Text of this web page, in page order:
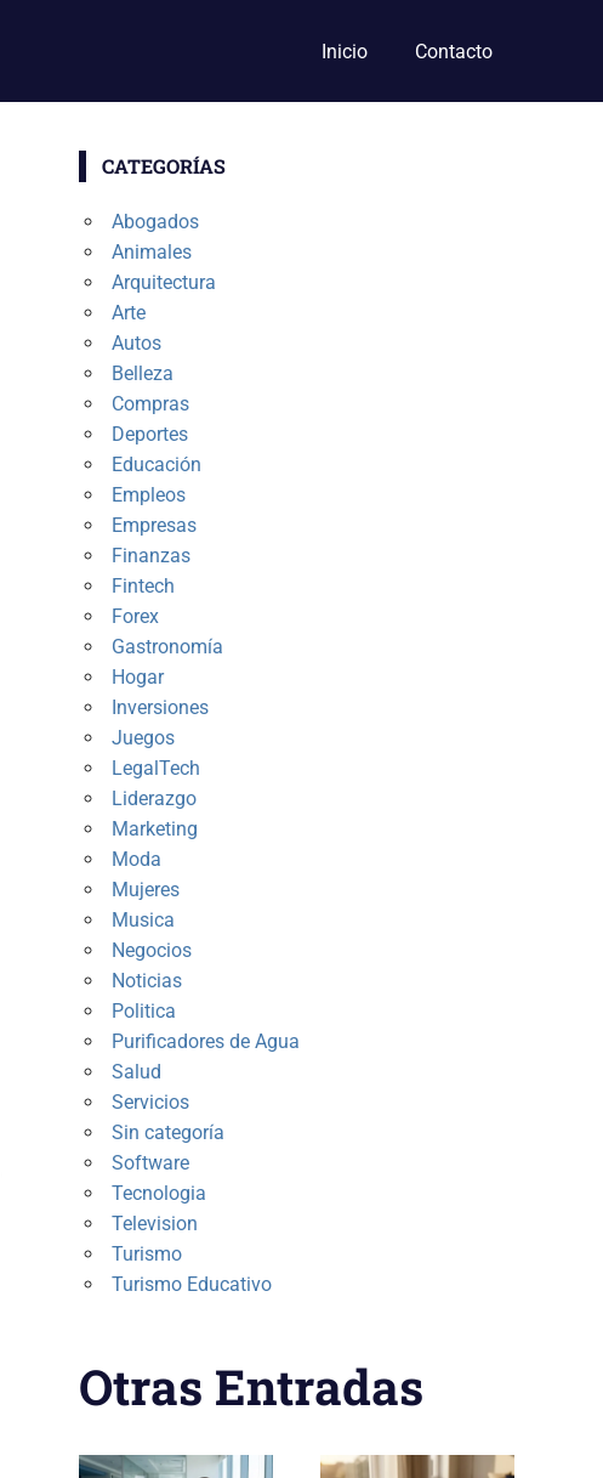
Inicio Contacto
CATEGORÍAS
Abogados
Animales
Arquitectura
Arte
Autos
Belleza
Compras
Deportes
Educación
Empleos
Empresas
Finanzas
Fintech
Forex
Gastronomía
Hogar
Inversiones
Juegos
LegalTech
Liderazgo
Marketing
Moda
Mujeres
Musica
Negocios
Noticias
Politica
Purificadores de Agua
Salud
Servicios
Sin categoría
Software
Tecnologia
Television
Turismo
Turismo Educativo
Otras Entradas